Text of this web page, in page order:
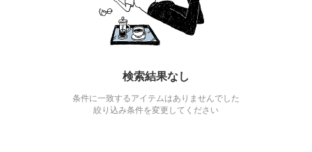
検索結果なし
条件に一致するアイテムはありませんでした
絞り込み条件を変更してください